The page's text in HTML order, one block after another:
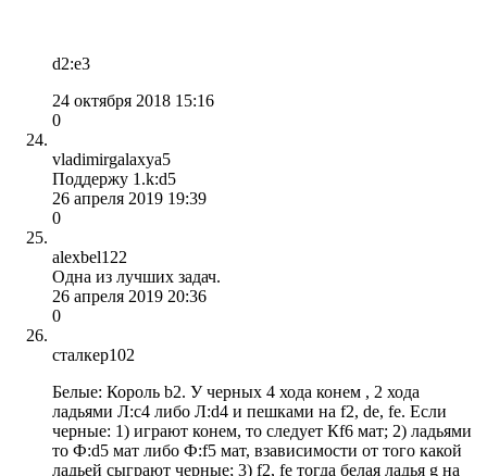
d2:e3
24 октября 2018 15:16
0
vladimirgalaxya5
Поддержу 1.k:d5
26 апреля 2019 19:39
0
alexbel122
Одна из лучших задач.
26 апреля 2019 20:36
0
сталкер102
Белые: Король b2. У черных 4 хода конем , 2 хода
ладьями Л:с4 либо Л:d4 и пешками на f2, de, fe. Если
черные: 1) играют конем, то следует Кf6 мат; 2) ладьями
то Ф:d5 мат либо Ф:f5 мат, взависимости от того какой
ладьей сыграют черные; 3) f2, fe тогда белая ладья g на